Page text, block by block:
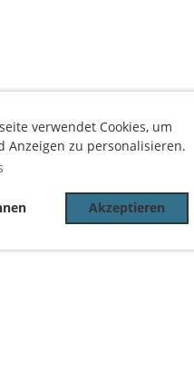
verwendet Cookies, um
Anzeigen zu personalisieren.
Akzeptieren